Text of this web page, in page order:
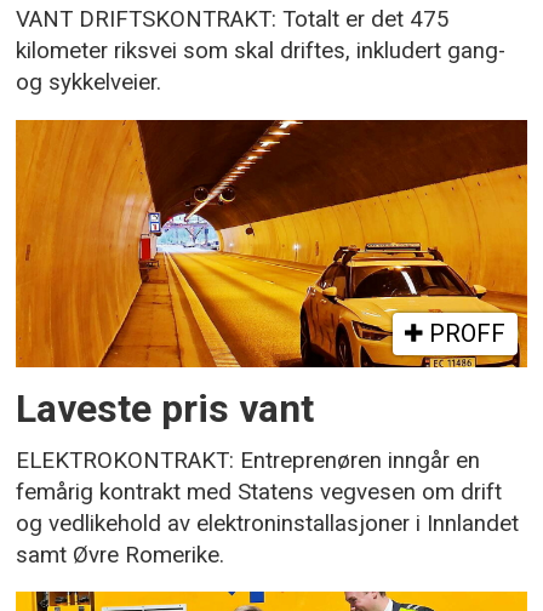
VANT DRIFTSKONTRAKT: Totalt er det 475
kilometer riksvei som skal driftes, inkludert gang-
og sykkelveier.
PROFF
Laveste pris vant
ELEKTROKONTRAKT: Entreprenøren inngår en
femårig kontrakt med Statens vegvesen om drift
og vedlikehold av elektroninstallasjoner i Innlandet
samt Øvre Romerike.